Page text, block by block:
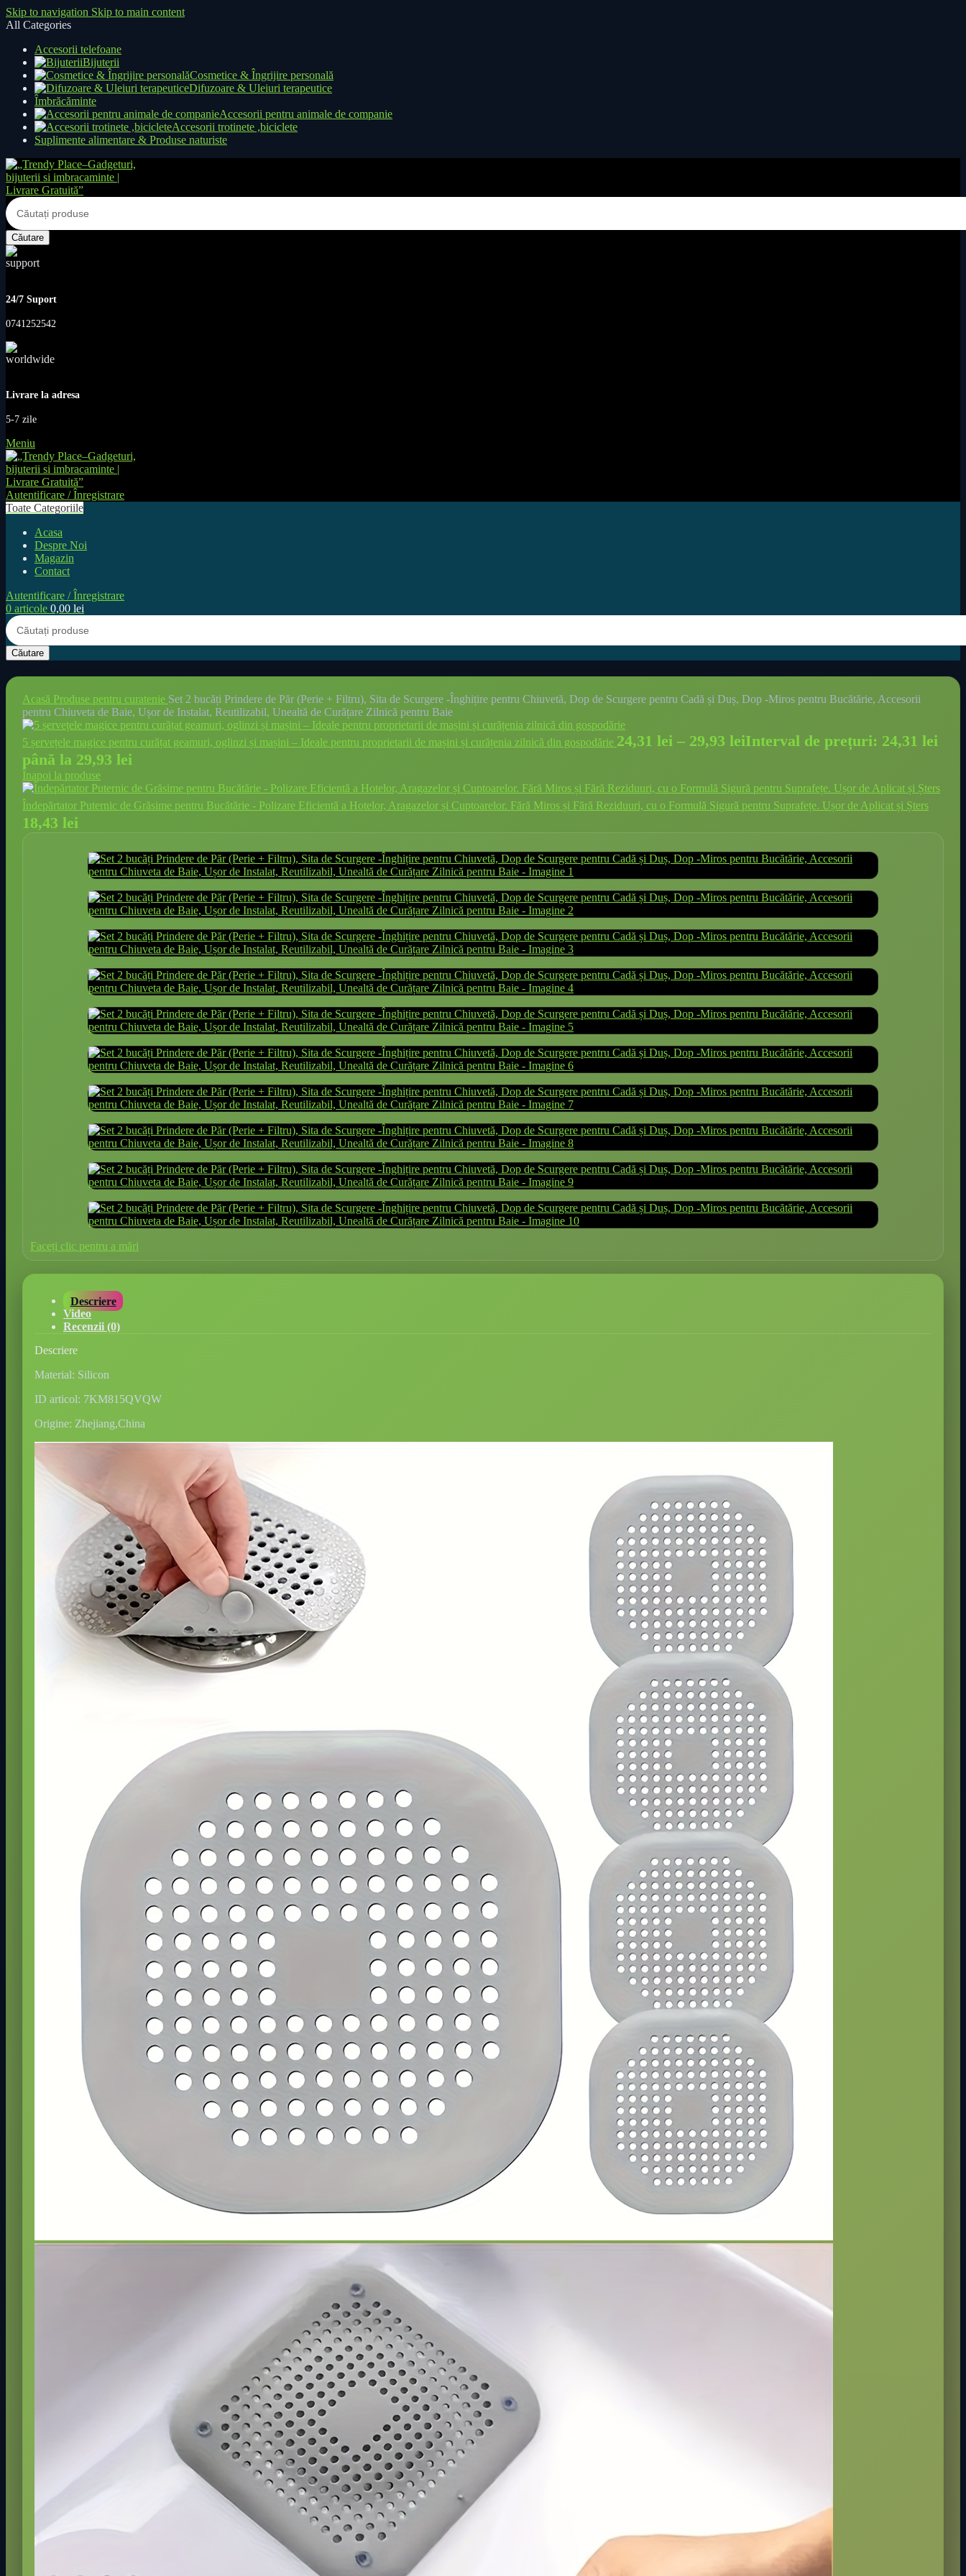
Skip to navigation Skip to main content
All Categories
Accesorii telefoane
Bijuterii
Cosmetice & Îngrijire personală
Difuzoare & Uleiuri terapeutice
Îmbrăcăminte
Accesorii pentru animale de companie
Accesorii trotinete ,biciclete
Suplimente alimentare & Produse naturiste
Căutare
24/7 Suport
0741252542
Livrare la adresa
5-7 zile
Meniu
Autentificare / Înregistrare
Toate Categoriile
Acasa
Despre Noi
Magazin
Contact
Autentificare / Înregistrare
0 articole 0,00 lei
Căutare
Acasă Produse pentru curatenie Set 2 bucăți Prindere de Păr (Perie + Filtru), Sita de Scurgere -Înghițire pentru Chiuvetă, Dop de Scurgere pentru Cadă și Duș, Dop -Miros pentru Bucătărie, Accesorii
pentru Chiuveta de Baie, Ușor de Instalat, Reutilizabil, Unealtă de Curățare Zilnică pentru Baie
5 șervețele magice pentru curățat geamuri, oglinzi și mașini – Ideale pentru proprietarii de mașini și curățenia zilnică din gospodărie 24,31 lei – 29,93 leiInterval de prețuri: 24,31 lei
până la 29,93 lei
Înapoi la produse
Îndepărtator Puternic de Grăsime pentru Bucătărie - Polizare Eficientă a Hotelor, Aragazelor și Cuptoarelor. Fără Miros și Fără Reziduuri, cu o Formulă Sigură pentru Suprafețe. Ușor de Aplicat și Șters
18,43 lei
Faceți clic pentru a mări
Descriere
Video
Recenzii (0)
Descriere
Material: Silicon
ID articol: 7KM815QVQW
Origine: Zhejiang,China